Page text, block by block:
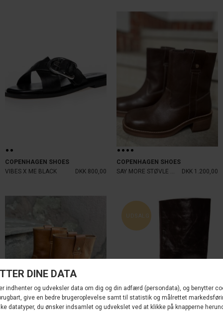
COPENHAGEN SHOES
VIBES X ME BLACK
DKK 800,00
COPENHAGEN SHOES
SAY MORE STØVLE BROWN
DKK 1.200,00
UDSALG